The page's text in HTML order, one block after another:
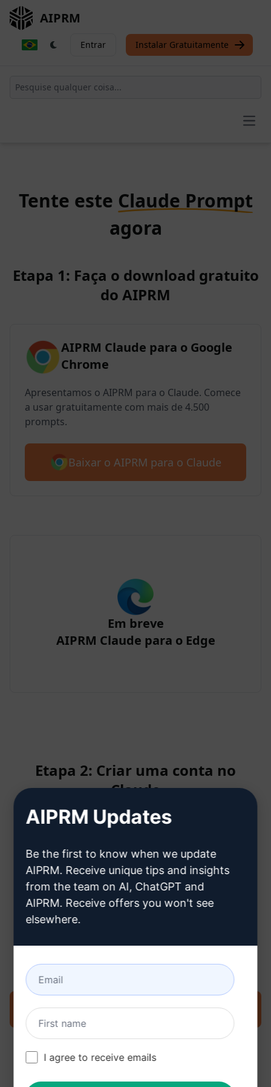
AIPRM
Entrar Instalar Gratuitamente
Tente este Claude Prompt
agora
Etapa 1: Faça o download gratuito
do AIPRM
AIPRM Claude para o Google
Chrome
Apresentamos o AIPRM para o Claude. Comece
a usar gratuitamente com mais de 4.500
prompts.
Baixar o AIPRM para o Claude
Em breve
AIPRM Claude para o Edge
Etapa 2: Criar uma conta no
Claude
uma conta no Claude
Experimente o prompt agora no Claude
AIPRM Updates
Be the first to know when we update
AIPRM. Receive unique tips and insights
from the team on AI, ChatGPT and
AIPRM. Receive offers you won't see
elsewhere.
I agree to receive emails